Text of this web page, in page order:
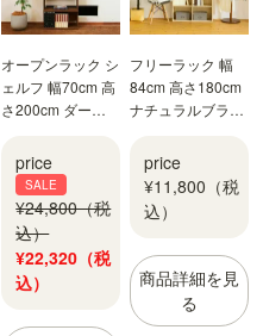
オープンラック シ
ェルフ 幅70cm 高
さ200cm ダーク
棚 トルフラット
TLF-2070BR
price
SALE
¥24,800（税
込）
¥22,320（税
込）
フリーラック 幅
84cm 高さ180cm
ナチュラルブラウ
フルニコ FUL-
1885NA
price
¥11,800（税
込）
商品詳細を見
る